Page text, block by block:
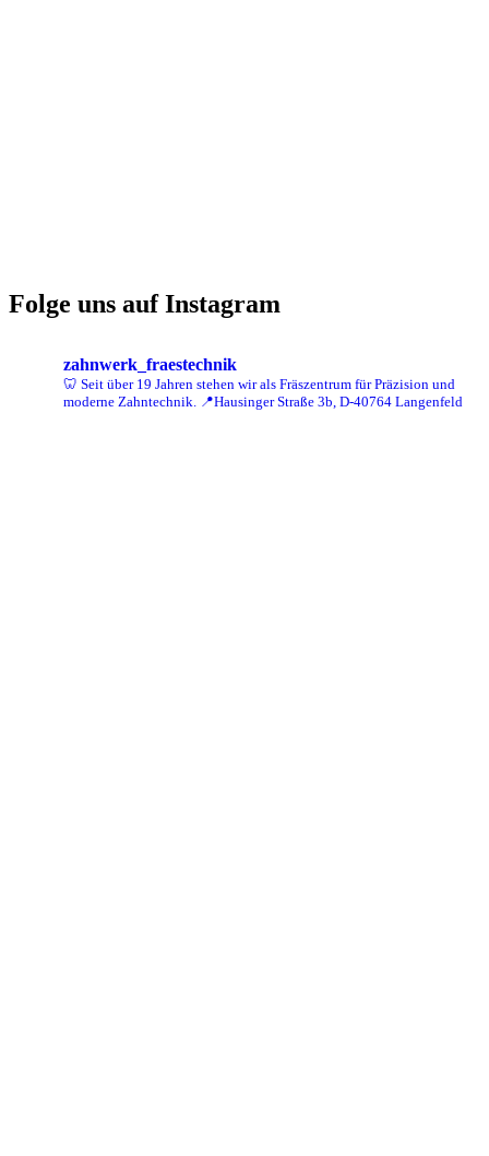
Folge uns auf Instagram
zahnwerk_fraestechnik
🦷 Seit über 19 Jahren stehen wir als Fräszentrum für Präzision und
moderne Zahntechnik.
📍Hausinger Straße 3b, D-40764 Langenfeld